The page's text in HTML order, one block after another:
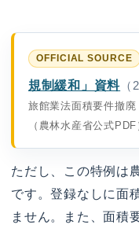
規制緩和」資料
旅館業法面積要件撤
（農林水産省公式PDF
ただし、この特例は
です。登録なしに面
ません。また、面積